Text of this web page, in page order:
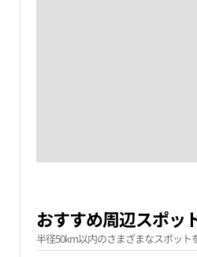
おすすめ周辺スポッ
半径50km以内のさまざまなスポット